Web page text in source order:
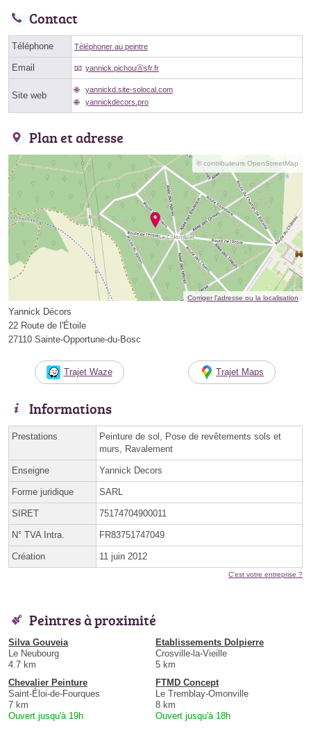
Contact
Téléphone Téléphoner au peintre
Email yannick.pichouⓐsfr.fr
Site web
yannickd.site-solocal.com
yannickdecors.pro
Plan et adresse
© contributeurs OpenStreetMap
Corriger l’adresse ou la localisation
Yannick Décors
22 Route de l'Étoile
27110 Sainte-Opportune-du-Bosc
Trajet Waze Trajet Maps
Informations
Prestations
Peinture de sol, Pose de revêtements sols et
murs, Ravalement
Enseigne Yannick Decors
Forme juridique SARL
SIRET 75174704900011
N° TVA Intra. FR83751747049
Création 11 juin 2012
C'est votre entreprise ?
Peintres à proximité
Silva Gouveia
Le Neubourg
4.7 km
Etablissements Dolpierre
Crosville-la-Vieille
5 km
Chevalier Peinture
Saint-Éloi-de-Fourques
7 km
Ouvert jusqu'à 19h
FTMD Concept
Le Tremblay-Omonville
8 km
Ouvert jusqu'à 18h